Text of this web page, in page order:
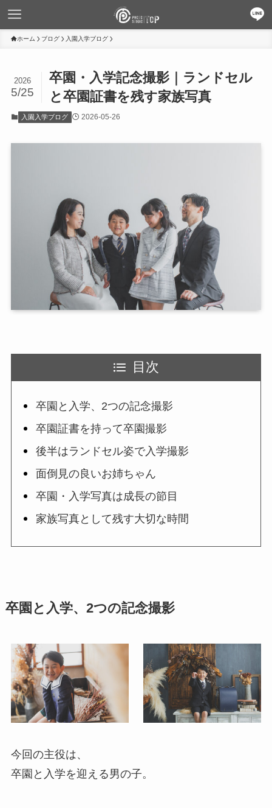
ホーム ブログ 入園入学ブログ
卒園・入学記念撮影｜ランドセル
と卒園証書を残す家族写真
2026
5/25
入園入学ブログ 2026-05-26
目次
卒園と入学、2つの記念撮影
卒園証書を持って卒園撮影
後半はランドセル姿で入学撮影
面倒見の良いお姉ちゃん
卒園・入学写真は成長の節目
家族写真として残す大切な時間
卒園と入学、2つの記念撮影
今回の主役は、
卒園と入学を迎える男の子。